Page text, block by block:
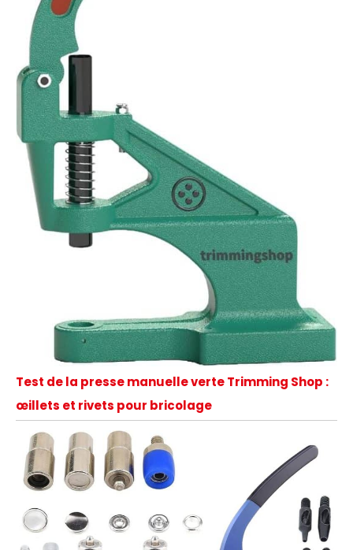
Test de la presse manuelle verte Trimming Shop :
œillets et rivets pour bricolage